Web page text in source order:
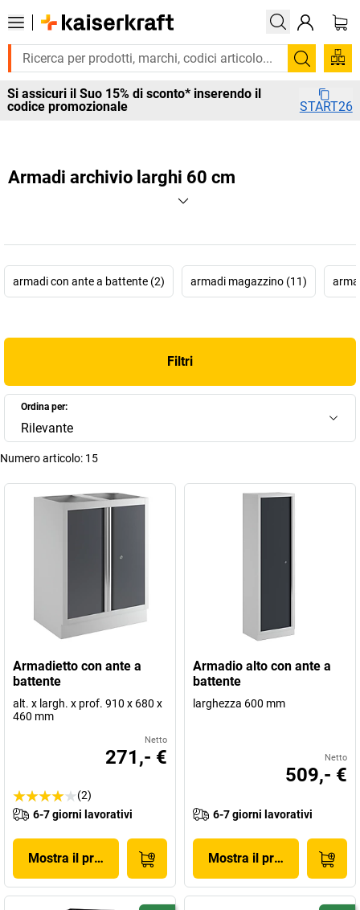
Cerca
Si assicuri il Suo 15% di sconto* inserendo il
codice promozionale
START26
Armadi archivio larghi 60 cm
armadi con ante a battente (2) armadi magazzino (11)
Filtri
Ordina per:
Rilevante
Numero articolo: 15
Armadietto con ante a
battente
alt. x largh. x prof. 910 x 680 x
460 mm
Netto
271,- €
(2)
6-7 giorni lavorativi
Mostra il prodotto
Armadio alto con ante a
battente
larghezza 600 mm
Netto
509,- €
6-7 giorni lavorativi
Mostra il prodotto